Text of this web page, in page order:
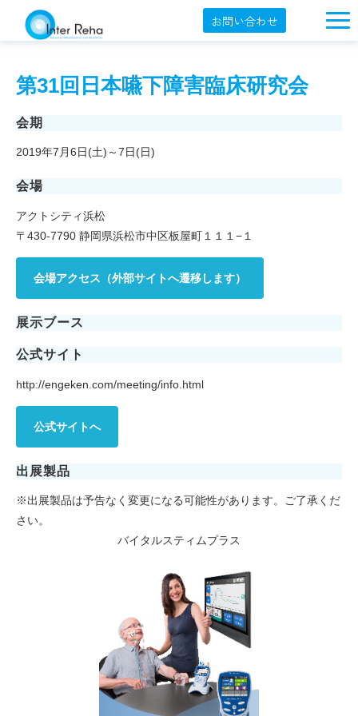
お問い合わせ
製品一覧
セミナー情報
オンラインショップ
English
第31回日本嚥下障害臨床研究会
会期
2019年7月6日(土)～7日(日)
会場
アクトシティ浜松
〒430-7790 静岡県浜松市中区板屋町１１１−１
会場アクセス（外部サイトへ遷移します）
展示ブース
公式サイト
http://engeken.com/meeting/info.html
公式サイトへ
出展製品
※出展製品は予告なく変更になる可能性があります。ご了承くだ
さい。
バイタルスティムプラス